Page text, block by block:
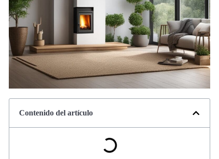
Contenido del artículo